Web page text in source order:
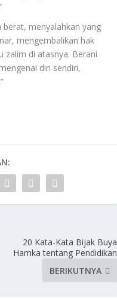
berat, menyalahkan yang
mengembalikan hak
zalim di atasnya. Berani
diri sendiri,
20 Kata-Kata Bijak Buya
Hamka tentang Pendidikan
BERIKUTNYA